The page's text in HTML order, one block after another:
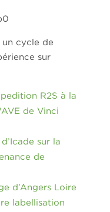
un cycle de
sur
R2S à la
de Vinci
sur la
de
d’Angers Loire
labellisation